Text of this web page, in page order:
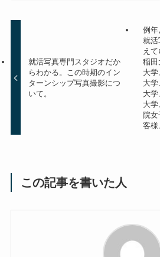
就活写真専門スタジオだか
らわかる。この時期のイン
ターンシップ写真撮影につ
いて。
例年
就活
え
稲田
大
大
大
大
院
客様
この記事を書いた人